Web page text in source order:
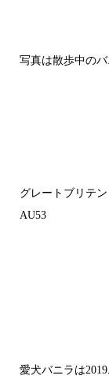
写真は散歩中の
グレートブリテ
AU53
愛犬バニラは